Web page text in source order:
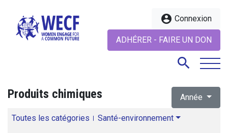
account_circle Connexion
ADHÉRER - FAIRE UN DON
search
Produits chimiques Année
Toutes les catégories Santé-environnement